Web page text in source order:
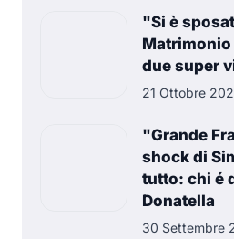
"Si è
due super
21 Ottobre
"Grande
shock di
tutto: chi é
Donatella
30 Settembre